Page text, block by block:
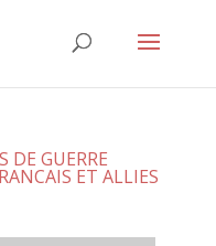
DE GUERRE
ET ALLIES